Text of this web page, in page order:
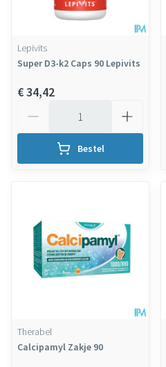
Lepivits
Super D3-k2 Caps 90 Lepivits
€ 34,42
Bestel
Therabel
Calcipamyl Zakje 90